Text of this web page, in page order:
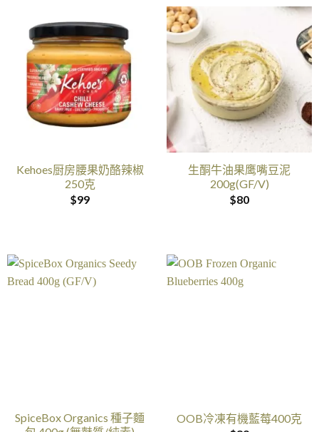
Kehoes厨房腰果奶酪辣椒
250克
$99
生酮牛油果鹰嘴豆泥
200g(GF/V)
$80
SpiceBox Organics 種子麵
OOB冷凍有機藍莓400克